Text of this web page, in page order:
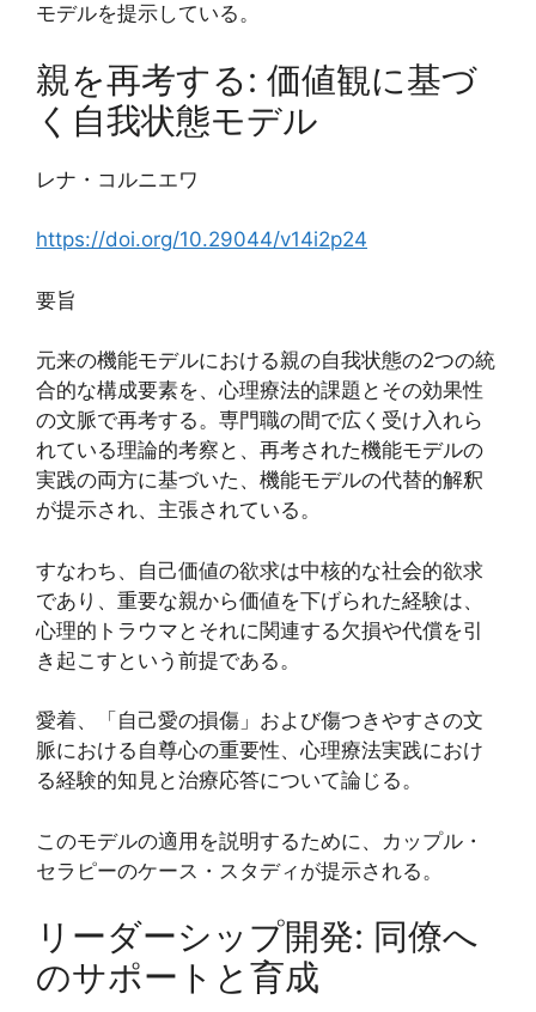
モデルを提示している。
親を再考する: 価値観に基づ
く自我状態モデル
レナ・コルニエワ
https://doi.org/10.29044/v14i2p24
要旨
元来の機能モデルにおける親の自我状態の2つの統
合的な構成要素を、心理療法的課題とその効果性
の文脈で再考する。専門職の間で広く受け入れら
れている理論的考察と、再考された機能モデルの
実践の両方に基づいた、機能モデルの代替的解釈
が提示され、主張されている。
すなわち、自己価値の欲求は中核的な社会的欲求
であり、重要な親から価値を下げられた経験は、
心理的トラウマとそれに関連する欠損や代償を引
き起こすという前提である。
愛着、「自己愛の損傷」および傷つきやすさの文
脈における自尊心の重要性、心理療法実践におけ
る経験的知見と治療応答について論じる。
このモデルの適用を説明するために、カップル・
セラピーのケース・スタディが提示される。
リーダーシップ開発: 同僚へ
のサポートと育成